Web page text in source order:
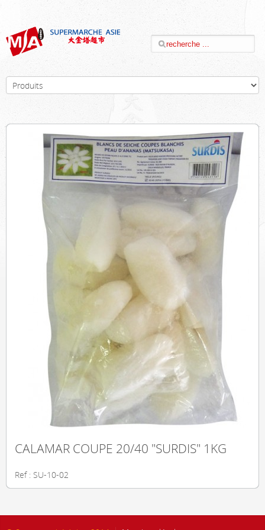
CALAMAR COUPE 20/40 "SURDIS" 1KG
Ref : SU-10-02